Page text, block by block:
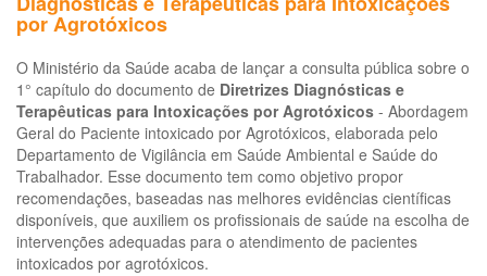
por Agrotóxicos
O Ministério da Saúde acaba de lançar a consulta pública sobre o
1° capítulo do documento de Diretrizes Diagnósticas e
Terapêuticas para Intoxicações por Agrotóxicos - Abordagem
Geral do Paciente intoxicado por Agrotóxicos, elaborada pelo
Departamento de Vigilância em Saúde Ambiental e Saúde do
Trabalhador. Esse documento tem como objetivo propor
recomendações, baseadas nas melhores evidências científicas
disponíveis, que auxiliem os profissionais de saúde na escolha de
intervenções adequadas para o atendimento de pacientes
intoxicados por agrotóxicos.